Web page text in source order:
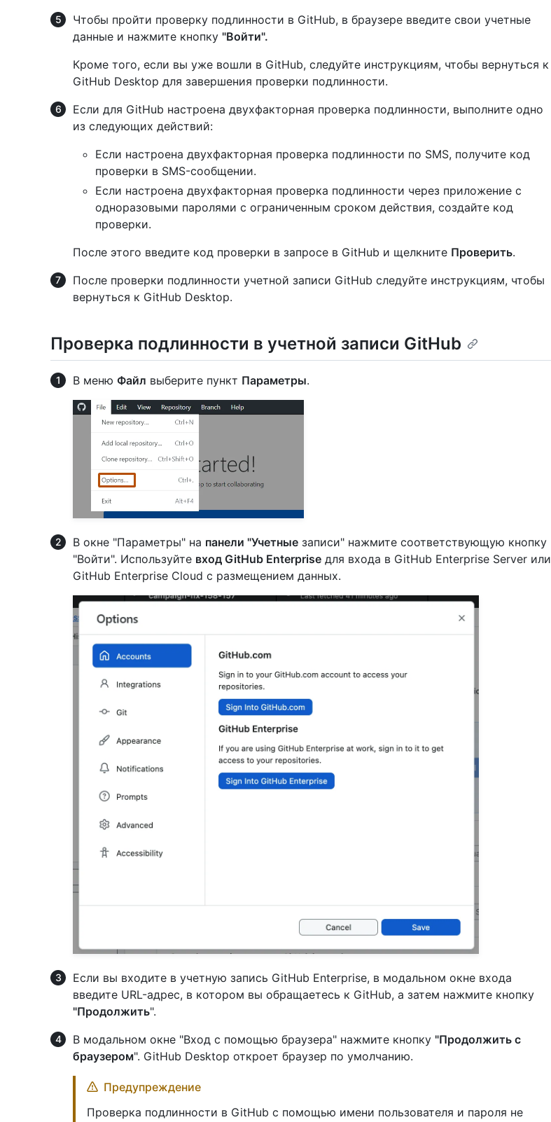
Чтобы пройти проверку подлинности в GitHub, в браузере введите свои учетные
данные и нажмите кнопку "Войти".
Кроме того, если вы уже вошли в GitHub, следуйте инструкциям, чтобы вернуться к
GitHub Desktop для завершения проверки подлинности.
Если для GitHub настроена двухфакторная проверка подлинности, выполните одно
из следующих действий:
Если настроена двухфакторная проверка подлинности по SMS, получите код
проверки в SMS-сообщении.
Если настроена двухфакторная проверка подлинности через приложение с
одноразовыми паролями с ограниченным сроком действия, создайте код
проверки.
После этого введите код проверки в запросе в GitHub и щелкните Проверить.
После проверки подлинности учетной записи GitHub следуйте инструкциям, чтобы
вернуться к GitHub Desktop.
Проверка подлинности в учетной записи GitHub
В меню Файл выберите пункт Параметры.
В окне "Параметры" на панели "Учетные записи" нажмите соответствующую кнопку
"Войти". Используйте вход GitHub Enterprise для входа в GitHub Enterprise Server или
GitHub Enterprise Cloud с размещением данных.
Если вы входите в учетную запись GitHub Enterprise, в модальном окне входа
введите URL-адрес, в котором вы обращаетесь к GitHub, а затем нажмите кнопку
"Продолжить".
В модальном окне "Вход с помощью браузера" нажмите кнопку "Продолжить с
браузером". GitHub Desktop откроет браузер по умолчанию.
Предупреждение
Проверка подлинности в GitHub с помощью имени пользователя и пароля не